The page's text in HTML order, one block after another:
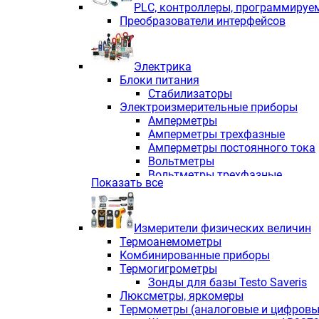
PLС, контроллеры,
Преобразователи интерфейсов
Электрика
Блоки питания
Стабилизаторы
Электроизмерительные приборы
Амперметры
Амперметры трехфазные
Амперметры постоянного тока
Вольтметры
Вольтметры трехфазные
Вольтметры постоянного тока
Индикаторы аналоговых
Измерители COS F
Комбинированные приборы
Комбинированные приборы
Комбинированные приборы
Анализаторы качества
Анализаторы мощности
Показать все
Измерители физических величин
Термоанемометры
Комбинированные приборы
Термогигрометры
Зонды для базы Testo Saveris
Люксметры, яркомеры
Термометры (аналоговые и